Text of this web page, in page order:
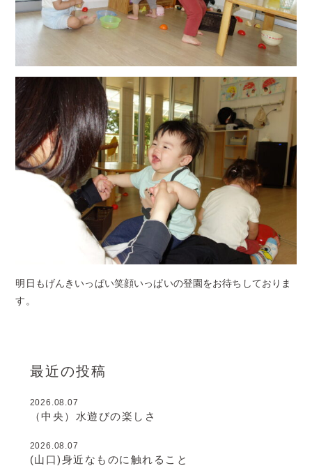
明日もげんきいっぱい笑顔いっぱいの登園をお待ちしておりま
す。
最近の投稿
2026.08.07
（中央）水遊びの楽しさ
2026.08.07
(山口)身近なものに触れること